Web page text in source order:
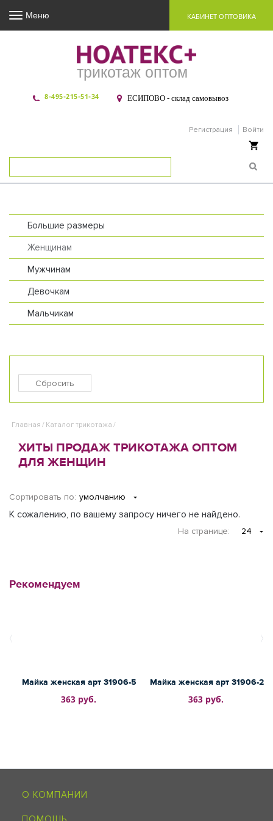
трикотаж оптом
8-495-215-51-34 ЕСИПОВО - склад самовывоз
Регистрация Войти
Меню КАБИНЕТ ОПТОВИКА
Большие размеры
Женщинам
Мужчинам
Девочкам
Мальчикам
Главная / Каталог трикотажа /
ХИТЫ ПРОДАЖ ТРИКОТАЖА ОПТОМ
ДЛЯ ЖЕНЩИН
Сортировать по: умолчанию
К сожалению, по вашему запросу ничего не найдено.
На странице: 24
Рекомендуем
Майка женская арт 31906-5
363 руб.
Майка женская арт 31906-2
363 руб.
О КОМПАНИИ